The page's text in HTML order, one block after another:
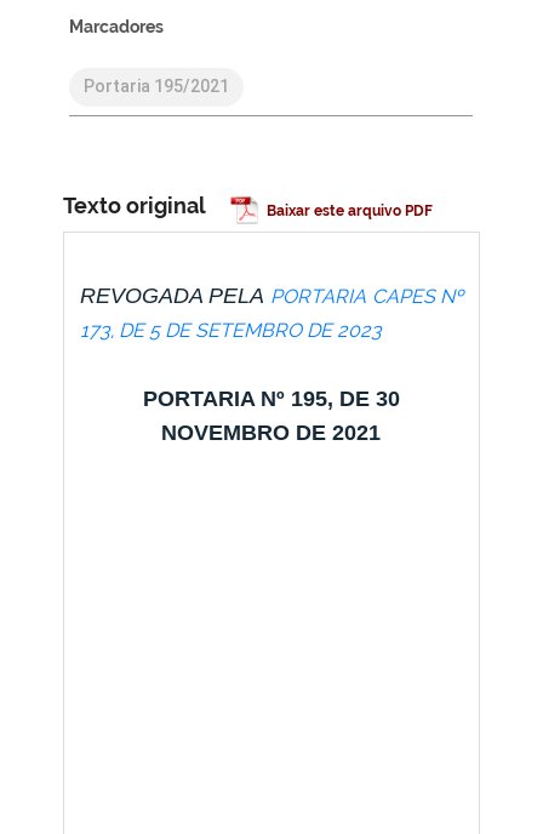
Marcadores
Portaria 195/2021
Texto original Baixar este arquivo PDF
REVOGADA PELA PORTARIA CAPES Nº
173, DE 5 DE SETEMBRO DE 2023
PORTARIA Nº 195, DE 30
NOVEMBRO DE 2021